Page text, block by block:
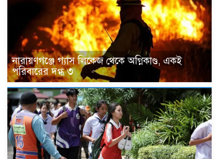
নারায়ণগঞ্জে গ্যাস লিকেজ থেকে অগ্নিকাণ্ড, একই
পরিবারের দগ্ধ ৩